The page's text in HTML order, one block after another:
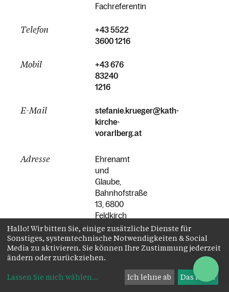
Fachreferentin
Telefon
+43 5522
3600 1216
Mobil
+43 676
83240
1216
E-Mail
stefanie.krueger@kath-
kirche-
vorarlberg.at
Adresse
Ehrenamt
und
Glaube,
Bahnhofstraße
13, 6800
Feldkirch
Hallo! Wir bitten Sie, einige zusätzliche Dienste für
Sonstiges, systemtechnische Notwendigkeiten & Social
Media zu aktivieren. Sie können Ihre Zustimmung jederzeit
ändern oder zurückziehen.
Lassen Sie mich wählen... Ich lehne ab Das ist ok